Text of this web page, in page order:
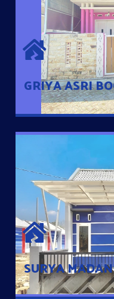
GRIYA ASRI
GRIYA ASRI
Desain Modern
Sehingga
dengan Ponsel
SURYA
SURYA
Satu-satunya Hunian
jutaan dengan lokasi